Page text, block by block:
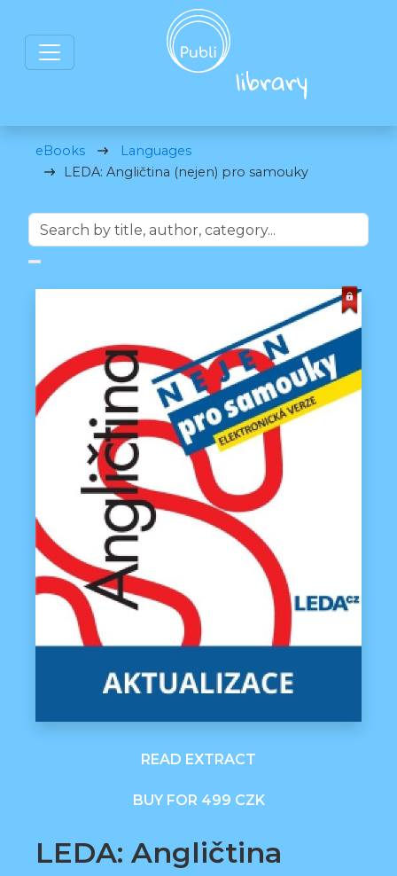
eBooks
Languages
LEDA: Angličtina (nejen) pro samouky
READ EXTRACT
BUY FOR 499 CZK
LEDA: Angličtina